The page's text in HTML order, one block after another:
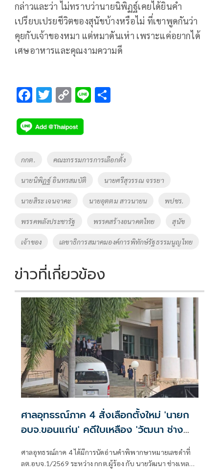
กล่าวและว่า ไม่ทราบว่านายนิพิฏฐ์เคยได้ยินคำ
เปรียบเปรยชีวิตของสุนัขบ้างหรือไม่ ที่เขาพูดกันว่า
คุยกับเจ้าของหมา แต่หมาดันเห่า เพราะแค่อยากได้
เศษอาหารและคุณงามความดี
F
e
b
o
o
k
T
tt
er
C
p
y
Li
n
k
Li
Tags
กกต. คณะกรรมการการเลือกตั้ง
นายนิพิฏฐ์ อินทรสมบัติ นายศรีสุวรรณ จรรยา
นายสิระ เจนจาคะ นายอุตตม​ สาวนายน พปชร.
พรรคพลังประชารัฐ พรรคสร้างอนาคตไทย สุนัข
เจ้าของ เลขาธิการสมาคมองค์การพิทักษ์รัฐธรรมนูญไทย
ข่าวที่เกี่ยวข้อง
ศาลอุทธรณ์ภาค 4 สั่งเลือกตั้งใหม่ 'นายก
อบจ.ขอนแก่น' คดีใบเหลือง 'วัฒนา ช่าง
ศาลอุทธรณ์ภาค 4 ได้มีการนัดอ่านคำพิพากษาหมายเลขดำที่
ลต.อบจ.1/2569 ระหว่าง กกต.ผู้ร้อง กับ นายวัฒนา ช่างเหลา